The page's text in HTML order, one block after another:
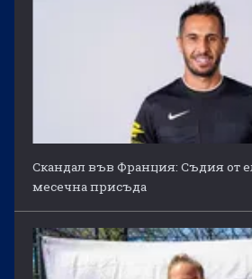
Скандал във Франция: Съдия от
месечна присъда